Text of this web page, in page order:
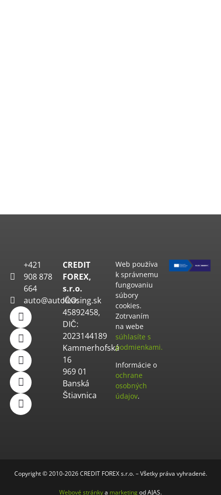
+421
908 878
664
auto@autoleasing.sk
CREDIT
FOREX,
s.r.o.
IČO:
45892458,
DIČ:
2023144189
Kammerhofská
16
969 01
Banská
Štiavnica
Web používa
k správnemu
fungovaniu
súbory
cookies.
Zotrvaním
na webe
súhlasíte s
podmienkami.
Informácie o
ochrane
osobných
údajov.
Copyright © 2010-2026 CREDIT FOREX s.r.o. – Všetky práva vyhradené.
Webové stránkya marketingod AJAS.